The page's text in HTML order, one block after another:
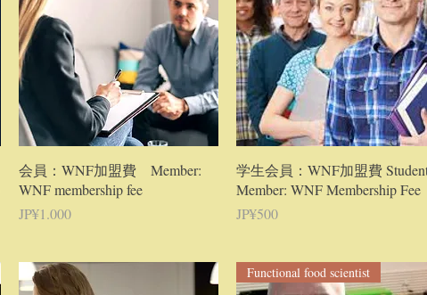
Tampilan Cepat
会員：WNF加盟費 Member:
WNF membership fee
Harga
JP¥1.000
Tampilan Cepat
学生会員：WNF加盟費
Member: WNF Membership Fee
Harga
JP¥500
Functional food scientist